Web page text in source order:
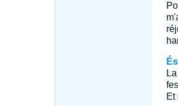
Et